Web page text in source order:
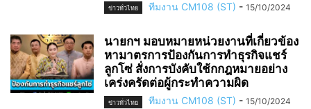
ข่าวทั่วไทย ทีมงาน CM108 (ST) - 15/10/2024
นายกฯ มอบหมายหน่วยงานที่เกี่ยวข้อง
หามาตรการป้องกันการทำธุรกิจแชร์
ลูกโซ่ สั่งการบังคับใช้กกฎหมายอย่าง
เคร่งครัดต่อผู้กระทำความผิด
ข่าวทั่วไทย ทีมงาน CM108 (ST) - 15/10/2024